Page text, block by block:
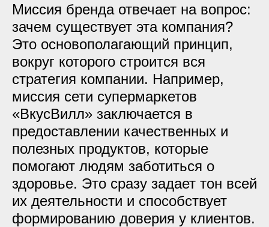
Миссия бренда отвечает на вопрос:
зачем существует эта компания?
Это основополагающий принцип,
вокруг которого строится вся
стратегия компании. Например,
миссия сети супермаркетов
«ВкусВилл» заключается в
предоставлении качественных и
полезных продуктов, которые
помогают людям заботиться о
здоровье. Это сразу задает тон всей
их деятельности и способствует
формированию доверия у клиентов.